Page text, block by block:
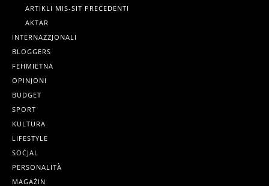
ARTIKLI MIS-SIT PREĊEDENTI
AKTAR
INTERNAZZJONALI
BLOGGERS
FEHMIETNA
OPINJONI
BUDGET
SPORT
KULTURA
LIFESTYLE
SOĊJAL
PERSONALITÀ
MAGAŻIN